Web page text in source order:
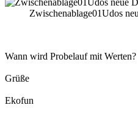
Zwischenablage01Udos
Wann wird Probelauf mit Werten?
Grüße
Ekofun